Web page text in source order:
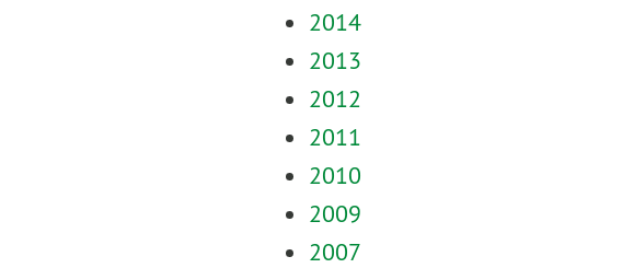
2014
2013
2012
2011
2010
2009
2007